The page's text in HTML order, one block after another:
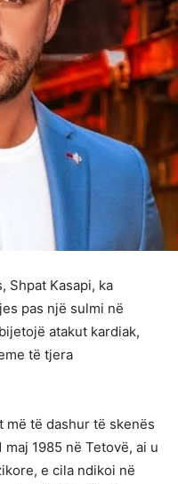
Shpat Kasapi, ka
pas një sulmi në
atakut kardiak,
të tjera
më të dashur të skenës
1985 në Tetovë, ai u
e cila ndikoi në